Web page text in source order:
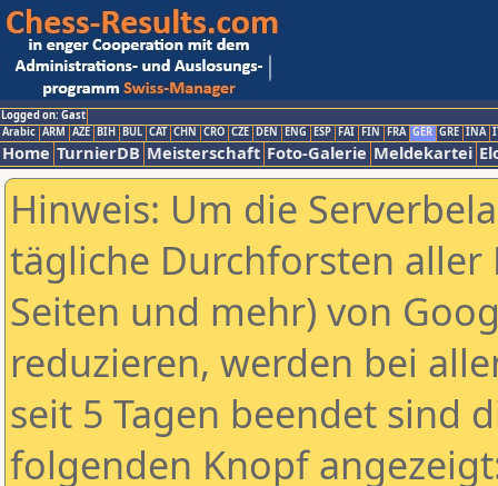
Logged on: Gast
Arabic ARM AZE BIH BUL CAT CHN CRO CZE DEN ENG ESP FAI FIN FRA GER GRE INA
Home TurnierDB Meisterschaft Foto-Galerie Meldekartei
Hinweis: Um die
tägliche Durchforsten aller
Seiten und mehr) von
reduzieren, werden bei
seit 5 Tagen beendet sind
folgenden Knopf